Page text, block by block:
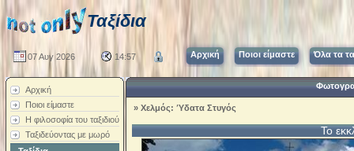
Ταξίδια
07 Αυγ 2026 14:57 Αρχική Ποιοι είμαστε Όλα τα
Αρχική
Ποιοι είμαστε
Η φιλοσοφία του ταξιδιού
Ταξιδεύοντας με μωρό
» Χελμός: Ύδατα Στυγός
Το